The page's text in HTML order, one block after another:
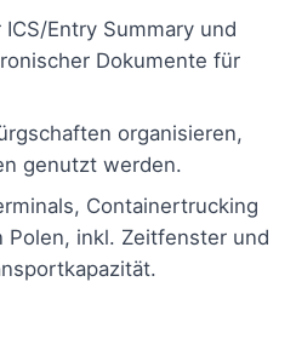
Entry Summary und
Dokumente für
organisieren,
genutzt werden.
Containertrucking
Polen, inkl. Zeitfenster und